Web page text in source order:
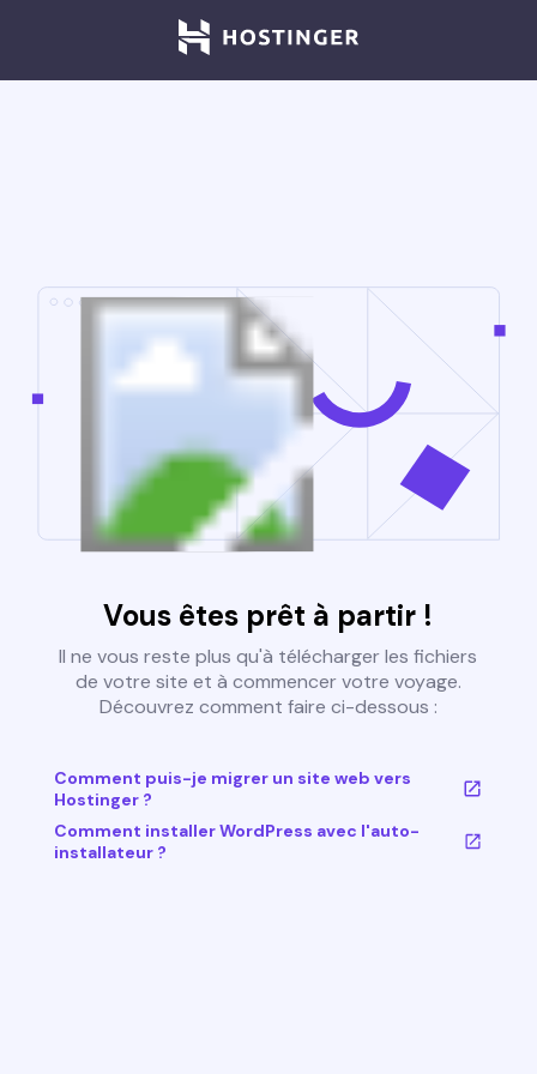
Vous êtes prêt à partir !
Il ne vous reste plus qu'à télécharger les fichiers
de votre site et à commencer votre voyage.
Découvrez comment faire ci-dessous :
Comment puis-je migrer un site web vers
Hostinger ?
Comment installer WordPress avec l'auto-
installateur ?